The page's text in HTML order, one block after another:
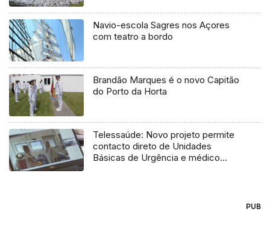
Navio-escola Sagres nos Açores
com teatro a bordo
Brandão Marques é o novo Capitão
do Porto da Horta
Telessaúde: Novo projeto permite
contacto direto de Unidades
Básicas de Urgência e médico
PUB